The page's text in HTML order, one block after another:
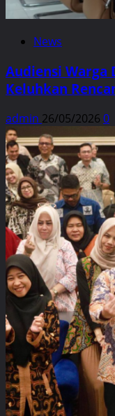
News
Audiensi Warga
Keluhkan
admin 26/05/2026 0